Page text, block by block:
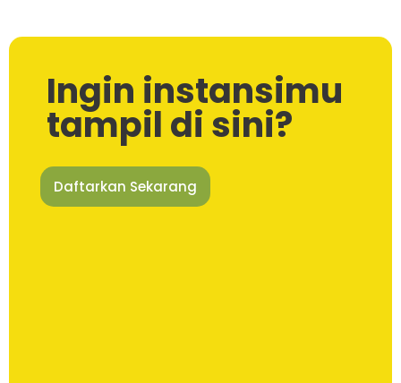
Ingin instansimu
tampil di sini?
Daftarkan Sekarang